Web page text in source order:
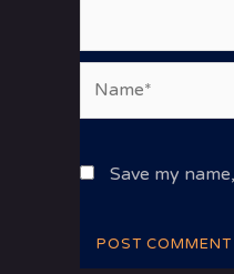
Save my